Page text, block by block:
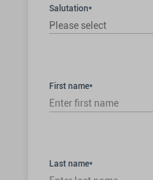
Salutation*
Please select
First name*
Last name*